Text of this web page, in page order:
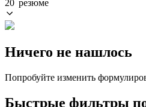
20 резюме
Ничего не нашлось
Попробуйте изменить
Быстрые фильтры